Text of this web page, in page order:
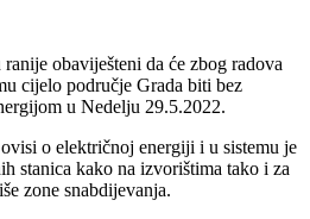
obaviješteni da će zbog radova
cijelo područje Grada biti bez
u Nedelju 29.5.2022.
o električnoj energiji i u sistemu je
stanica kako na izvorištima tako i za
zone snabdijevanja.